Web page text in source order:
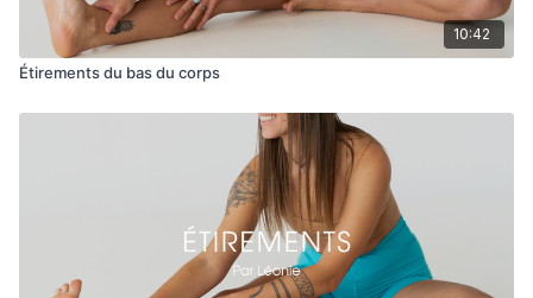
10:42
Étirements du bas du corps